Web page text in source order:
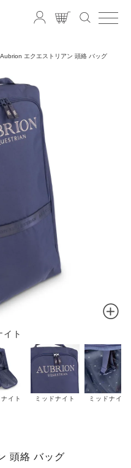
Aubrion エクエストリアン 頭絡 バッグ
イト
イト ミッドナイト ミッドナイト
頭絡 バッグ